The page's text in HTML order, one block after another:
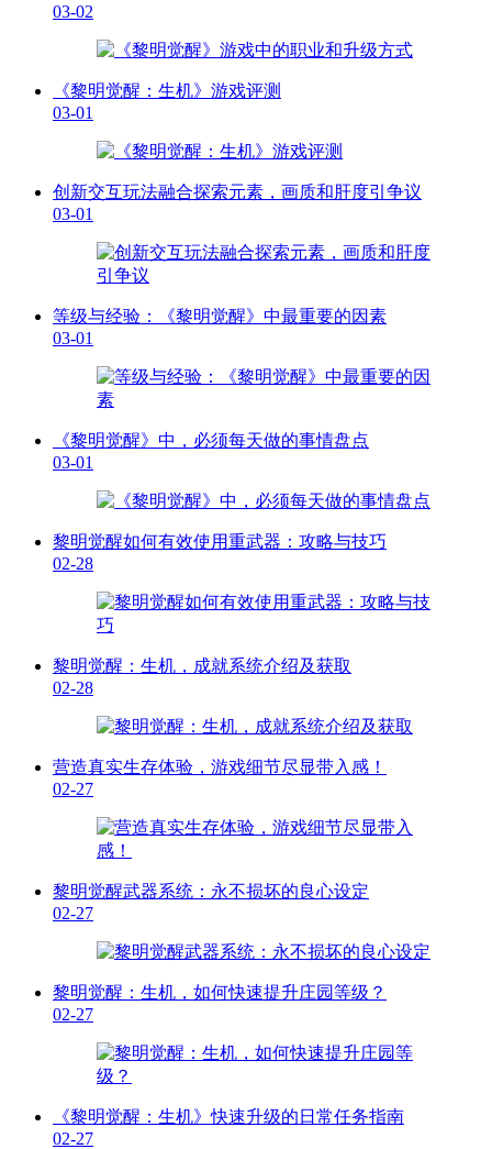
03-02
《黎明觉醒：生机》游戏评测
03-01
创新交互玩法融合探索元素，画质和肝度引争议
03-01
等级与经验：《黎明觉醒》中最重要的因素
03-01
《黎明觉醒》中，必须每天做的事情盘点
03-01
黎明觉醒如何有效使用重武器：攻略与技巧
02-28
黎明觉醒：生机，成就系统介绍及获取
02-28
营造真实生存体验，游戏细节尽显带入感！
02-27
黎明觉醒武器系统：永不损坏的良心设定
02-27
黎明觉醒：生机，如何快速提升庄园等级？
02-27
《黎明觉醒：生机》快速升级的日常任务指南
02-27